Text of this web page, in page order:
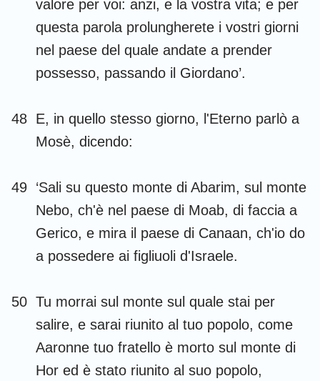
valore per voi: anzi, e la vostra vita; e per
questa parola prolungherete i vostri giorni
nel paese del quale andate a prender
possesso, passando il Giordano’.
48 E, in quello stesso giorno, l'Eterno parlò a
Mosè, dicendo:
49 ‘Sali su questo monte di Abarim, sul monte
Nebo, ch'è nel paese di Moab, di faccia a
Gerico, e mira il paese di Canaan, ch'io do
a possedere ai figliuoli d'Israele.
50 Tu morrai sul monte sul quale stai per
salire, e sarai riunito al tuo popolo, come
Aaronne tuo fratello è morto sul monte di
Hor ed è stato riunito al suo popolo,